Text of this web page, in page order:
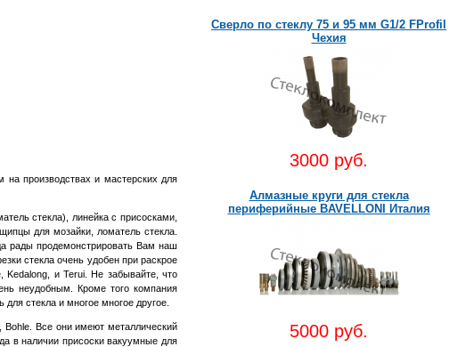
Сверло по стеклу 75 и 95 мм G1/2 FProfil
Чехия
3000 руб.
Алмазные круги для стекла
периферийные BAVELLONI Италия
5000 руб.
на производствах и мастерских для
стекла), линейка с присосками,
для мозайки, ломатель стекла.
рады продемонстрировать Вам наш
стекла очень удобен при раскрое
Kedalong, и Terui. Не забывайте, что
неудобным. Кроме того компания
стекла и многое многое другое.
Bohle. Все они имеют металлический
в наличии присоски вакуумные для